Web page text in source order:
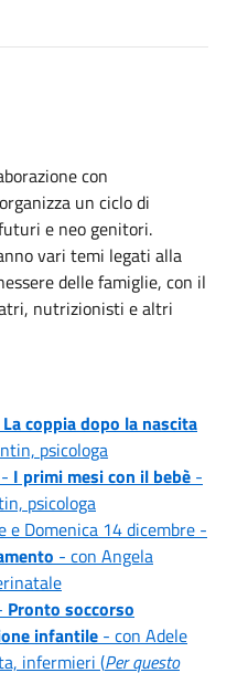
con
un ciclo di
e neo genitori.
vari temi legati alla
delle famiglie, con il
nutrizionisti e altri
La coppia dopo la nascita
psicologa
I primi mesi con il bebè -
psicologa
e Domenica 14 dicembre -
- con Angela
Pronto soccorso
infantile - con Adele
infermieri (Per questo